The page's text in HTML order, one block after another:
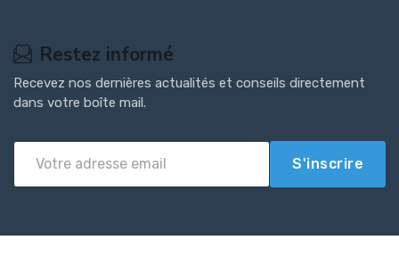
Restez informé
Recevez nos dernières actualités et conseils directement
dans votre boîte mail.
S'inscrire